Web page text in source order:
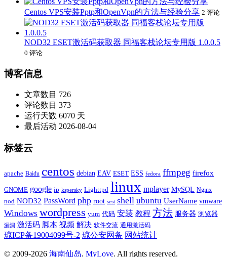
Centos VPS安装Pptp和OpenVpn的方法与经验分享 2 评论
NOD32 ESET激活码获取器 同福客栈论坛专用版 1.0.0.5
0 评论
博客信息
文章数目 726
评论数目 373
运行天数 6070 天
最后活动 2026-08-04
标签云
apache Baidu centos debian EAV ESET ESS fedora ffmpeg firefox
GNOME google ip kspersky Lighttpd linux mplayer MySQL Nginx
nod NOD32 PassWord php root sest shell ubuntu UserName vmware
Windows wordpress yum 代码 安装 教程 方法 服务器 浏览器
漏洞 激活码 脚本 视频 解决 软件交流 通用激活码
琼ICP备19004099号-2 琼公安网备 网站统计
© 2009-2026 海南仙岛. MyLove. All rights reserved.